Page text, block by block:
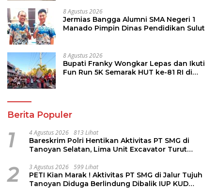
8 Agustus 2026
Jermias Bangga Alumni SMA Negeri 1
Manado Pimpin Dinas Pendidikan Sulut
8 Agustus 2026
Bupati Franky Wongkar Lepas dan Ikuti
Fun Run 5K Semarak HUT ke-81 RI di
Berita Populer
1 4 Agustus 2026 813 Lihat
Bareskrim Polri Hentikan Aktivitas PT SMG di
Tanoyan Selatan, Lima Unit Excavator Turut
2 3 Agustus 2026 599 Lihat
PETI Kian Marak ! Aktivitas PT SMG di Jalur Tujuh
Tanoyan Diduga Berlindung Dibalik IUP KUD